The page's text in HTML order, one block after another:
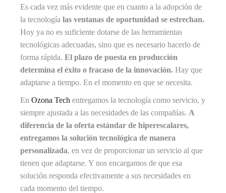
Es cada vez más evidente que en cuanto a la adopción de
la tecnologíalas ventanas de oportunidad se estrechan.
Hoy ya no es suficiente dotarse de las herramientas
tecnológicas adecuadas, sino que es necesario hacerlo de
forma rápida. El plazo de puesta en producción
determina el éxito o fracaso de la innovación. Hay que
adaptarse a tiempo. En el momento en que se necesita.
EnOzona Tech entregamos la tecnología como servicio, y
siempre ajustada a las necesidades de las compañías. A
diferencia de la oferta estándar de hiperescalares,
entregamos la solución tecnológica de manera
personalizada, en vez de proporcionar un servicio al que
tienen que adaptarse. Y nos encargamos de que esa
solución responda efectivamente a sus necesidades en
cada momento del tiempo.